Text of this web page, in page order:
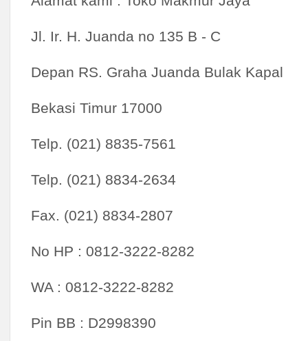
Kinik
Jl. Ir. H. Juanda no 135 B - C
Depan RS. Graha Juanda Bulak Kapal
Bekasi Timur 17000
Telp. (021) 8835-7561
Telp. (021) 8834-2634
Fax. (021) 8834-2807
No HP : 0812-3222-8282
WA : 0812-3222-8282
Pin BB : D2998390